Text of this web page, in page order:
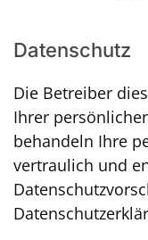
Datenschutz
Die Betreiber
Ihrer
behandeln Ihre
vertraulich und